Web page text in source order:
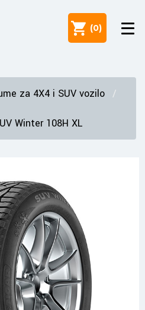
(0)
za 4X4 i SUV vozilo
Winter 108H XL